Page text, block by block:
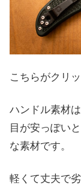
こちらがクリ
ハンドル素材
目が安っぽい
な素材です。
軽くて丈夫で